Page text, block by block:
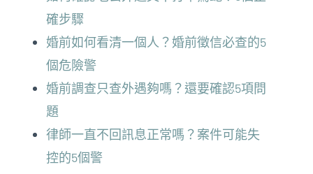
確步驟
婚前如何看清一個人？婚前徵信必查的5
個危險警
婚前調查只查外遇夠嗎？還要確認5項問
題
律師一直不回訊息正常嗎？案件可能失
控的5個警